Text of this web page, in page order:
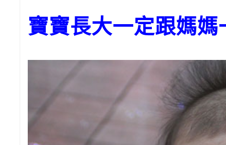
寶寶長大一定跟媽